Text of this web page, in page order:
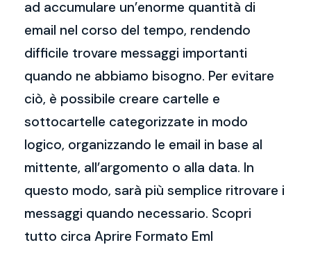
ad accumulare un’enorme quantità di
email nel corso del tempo, rendendo
difficile trovare messaggi importanti
quando ne abbiamo bisogno. Per evitare
ciò, è possibile creare cartelle e
sottocartelle categorizzate in modo
logico, organizzando le email in base al
mittente, all’argomento o alla data. In
questo modo, sarà più semplice ritrovare i
messaggi quando necessario. Scopri
tutto circa Aprire Formato Eml